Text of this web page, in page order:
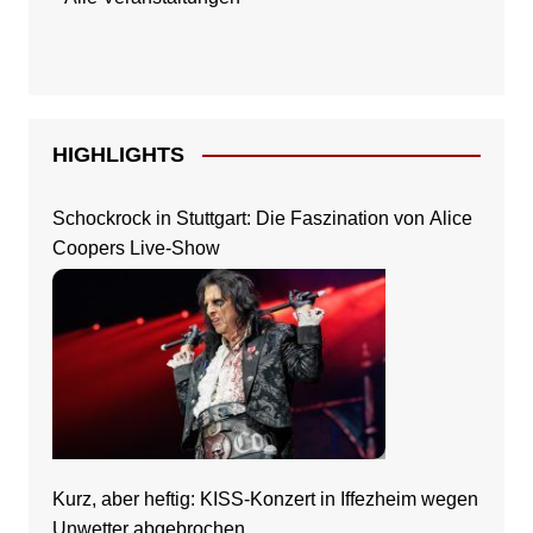
HIGHLIGHTS
Schockrock in Stuttgart: Die Faszination von Alice
Coopers Live-Show
Kurz, aber heftig: KISS-Konzert in Iffezheim wegen
Unwetter abgebrochen